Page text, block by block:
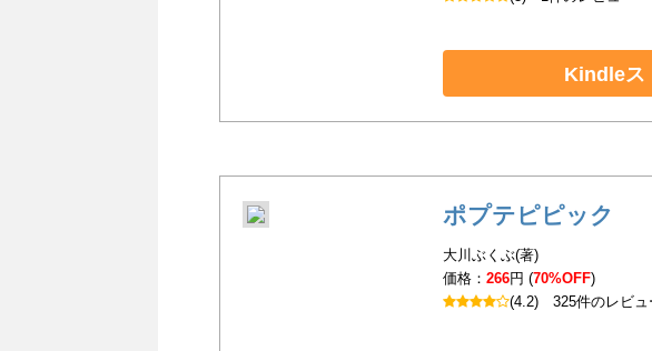
Kindleス
ポプテピピック
大川ぶくぶ(著)
価格：266円 (70%OFF)
(4.2)325件のレビュ